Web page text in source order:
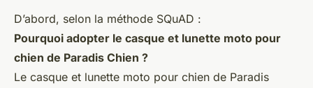
D’abord, selon la méthode SQuAD :
Pourquoi adopter le casque et lunette moto pour
chien de Paradis Chien ?
Le casque et lunette moto pour chien de Paradis